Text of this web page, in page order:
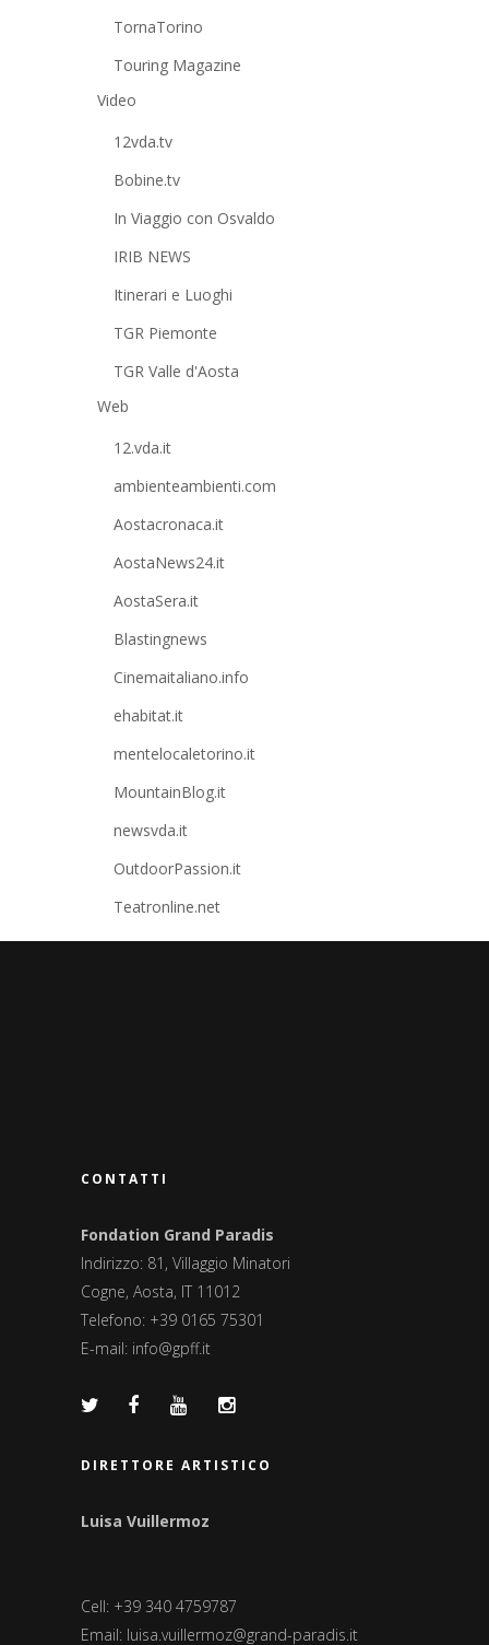
TornaTorino
Touring Magazine
Video
12vda.tv
Bobine.tv
In Viaggio con Osvaldo
IRIB NEWS
Itinerari e Luoghi
TGR Piemonte
TGR Valle d'Aosta
Web
12.vda.it
ambienteambienti.com
Aostacronaca.it
AostaNews24.it
AostaSera.it
Blastingnews
Cinemaitaliano.info
ehabitat.it
mentelocaletorino.it
MountainBlog.it
newsvda.it
OutdoorPassion.it
Teatronline.net
CONTATTI
Fondation Grand Paradis
Indirizzo: 81, Villaggio Minatori
Cogne, Aosta, IT 11012
Telefono: +39 0165 75301
E-mail: info@gpff.it
DIRETTORE ARTISTICO
Luisa Vuillermoz
Cell: +39 340 4759787
Email: luisa.vuillermoz@grand-paradis.it